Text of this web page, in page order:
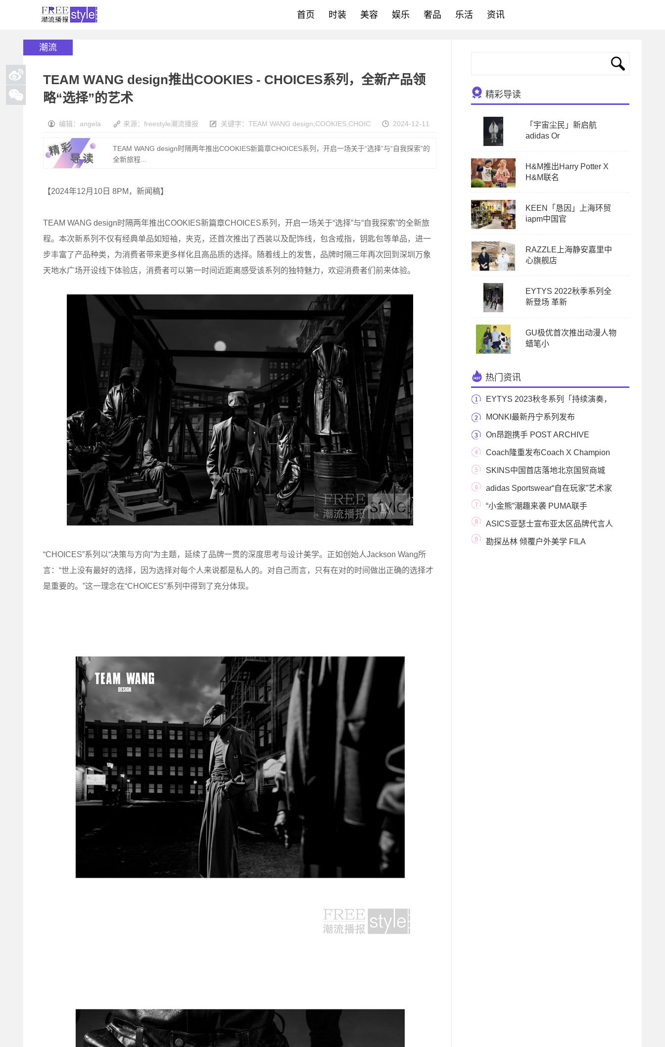
首页 时装 美容 娱乐 奢品 乐活 资讯
潮流
TEAM WANG design推出COOKIES - CHOICES系列，全新产品领
略“选择”的艺术
编辑：angela 来源：freestyle潮流播报 关键字： TEAM WANG design COOKIES CHOIC 2024-12-11
TEAM WANG design时隔两年推出COOKIES新篇章CHOICES系列，开启一场关于“选择”与“自我探索”的
全新旅程...
【2024年12月10日 8PM，新闻稿】
TEAM WANG design时隔两年推出COOKIES新篇章CHOICES系列，开启一场关于“选择”与“自我探索”的全新旅
程。本次新系列不仅有经典单品如短袖，夹克，还首次推出了西装以及配饰线，包含戒指，钥匙包等单品，进一
步丰富了产品种类，为消费者带来更多样化且高品质的选择。随着线上的发售，品牌时隔三年再次回到深圳万象
天地水广场开设线下体验店，消费者可以第一时间近距离感受该系列的独特魅力，欢迎消费者们前来体验。
“CHOICES”系列以“决策与方向”为主题，延续了品牌一贯的深度思考与设计美学。正如创始人Jackson Wang所
言：“世上没有最好的选择，因为选择对每个人来说都是私人的。对自己而言，只有在对的时间做出正确的选择才
是重要的。”这一理念在“CHOICES”系列中得到了充分体现。
精彩导读
「宇宙尘民」新启航
adidas Or
H&M推出Harry Potter X
H&M联名
KEEN「恳因」上海环贸
iapm中国官
RAZZLE上海静安嘉里中
心旗舰店
EYTYS 2022秋季系列全
新登场 革新
GU极优首次推出动漫人物
蜡笔小
热门资讯
EYTYS 2023秋冬系列「持续演奏，
不断起舞」
MONKI最新丹宁系列发布
On昂跑携手 POST ARCHIVE
FACTION(PAF) 推出CURRENT FORM
1
Coach隆重发布Coach X Champion
限量系列SKINS中国首店落地北京国贸商城
adidas Sportswear“自在玩家”艺术家
合作系列「轻」
“小金熊”潮趣来袭 PUMA联手
HARIBO打造全新联名系
ASICS亚瑟士宣布亚太区品牌代言人
李易峰 重申“
勘探丛林 倾覆户外美学 FILA